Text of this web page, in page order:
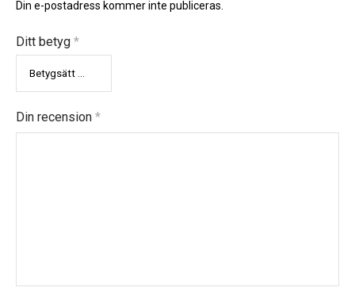
Din e-postadress kommer inte publiceras.
Ditt betyg *
Din recension *